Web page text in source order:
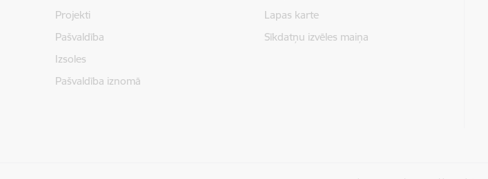
Projekti
Pašvaldība
Izsoles
Pašvaldība iznomā
Lapas karte
Sīkdatņu izvēles maiņa